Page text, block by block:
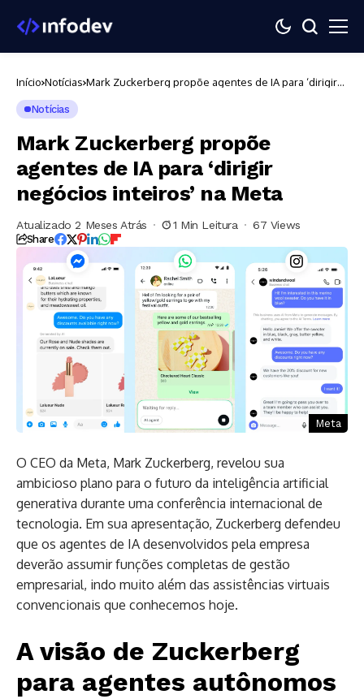
Início Notícias Mark Zuckerberg propõe agentes de IA para ‘dirigir
Notícias
Mark Zuckerberg propõe
agentes de IA para ‘dirigir
negócios inteiros’ na Meta
Atualizado 2 Meses Atrás 1 Min Leitura 67 Views
Share
Meta
O CEO da Meta, Mark Zuckerberg, revelou sua
ambicioso plano para o futuro da inteligência artificial
generativa durante uma conferência internacional de
tecnologia. Em sua apresentação, Zuckerberg defendeu
que os agentes de IA desenvolvidos pela empresa
deverão assumir funções completas de gestão
empresarial, indo muito além das assistências virtuais
convencionais que conhecemos hoje.
A visão de Zuckerberg
para agentes autônomos